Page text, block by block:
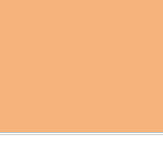
羊は わたしの